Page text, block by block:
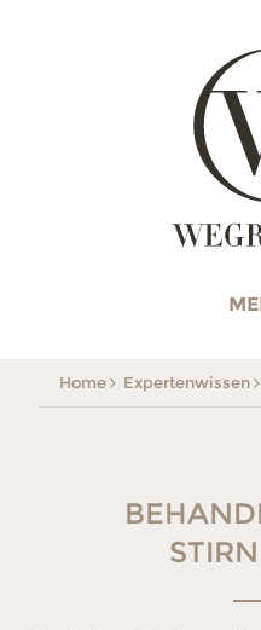
Home Expertenwissen